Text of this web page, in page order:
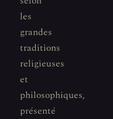
les
grandes
traditions
religieuses
et
philosophiques,
présenté